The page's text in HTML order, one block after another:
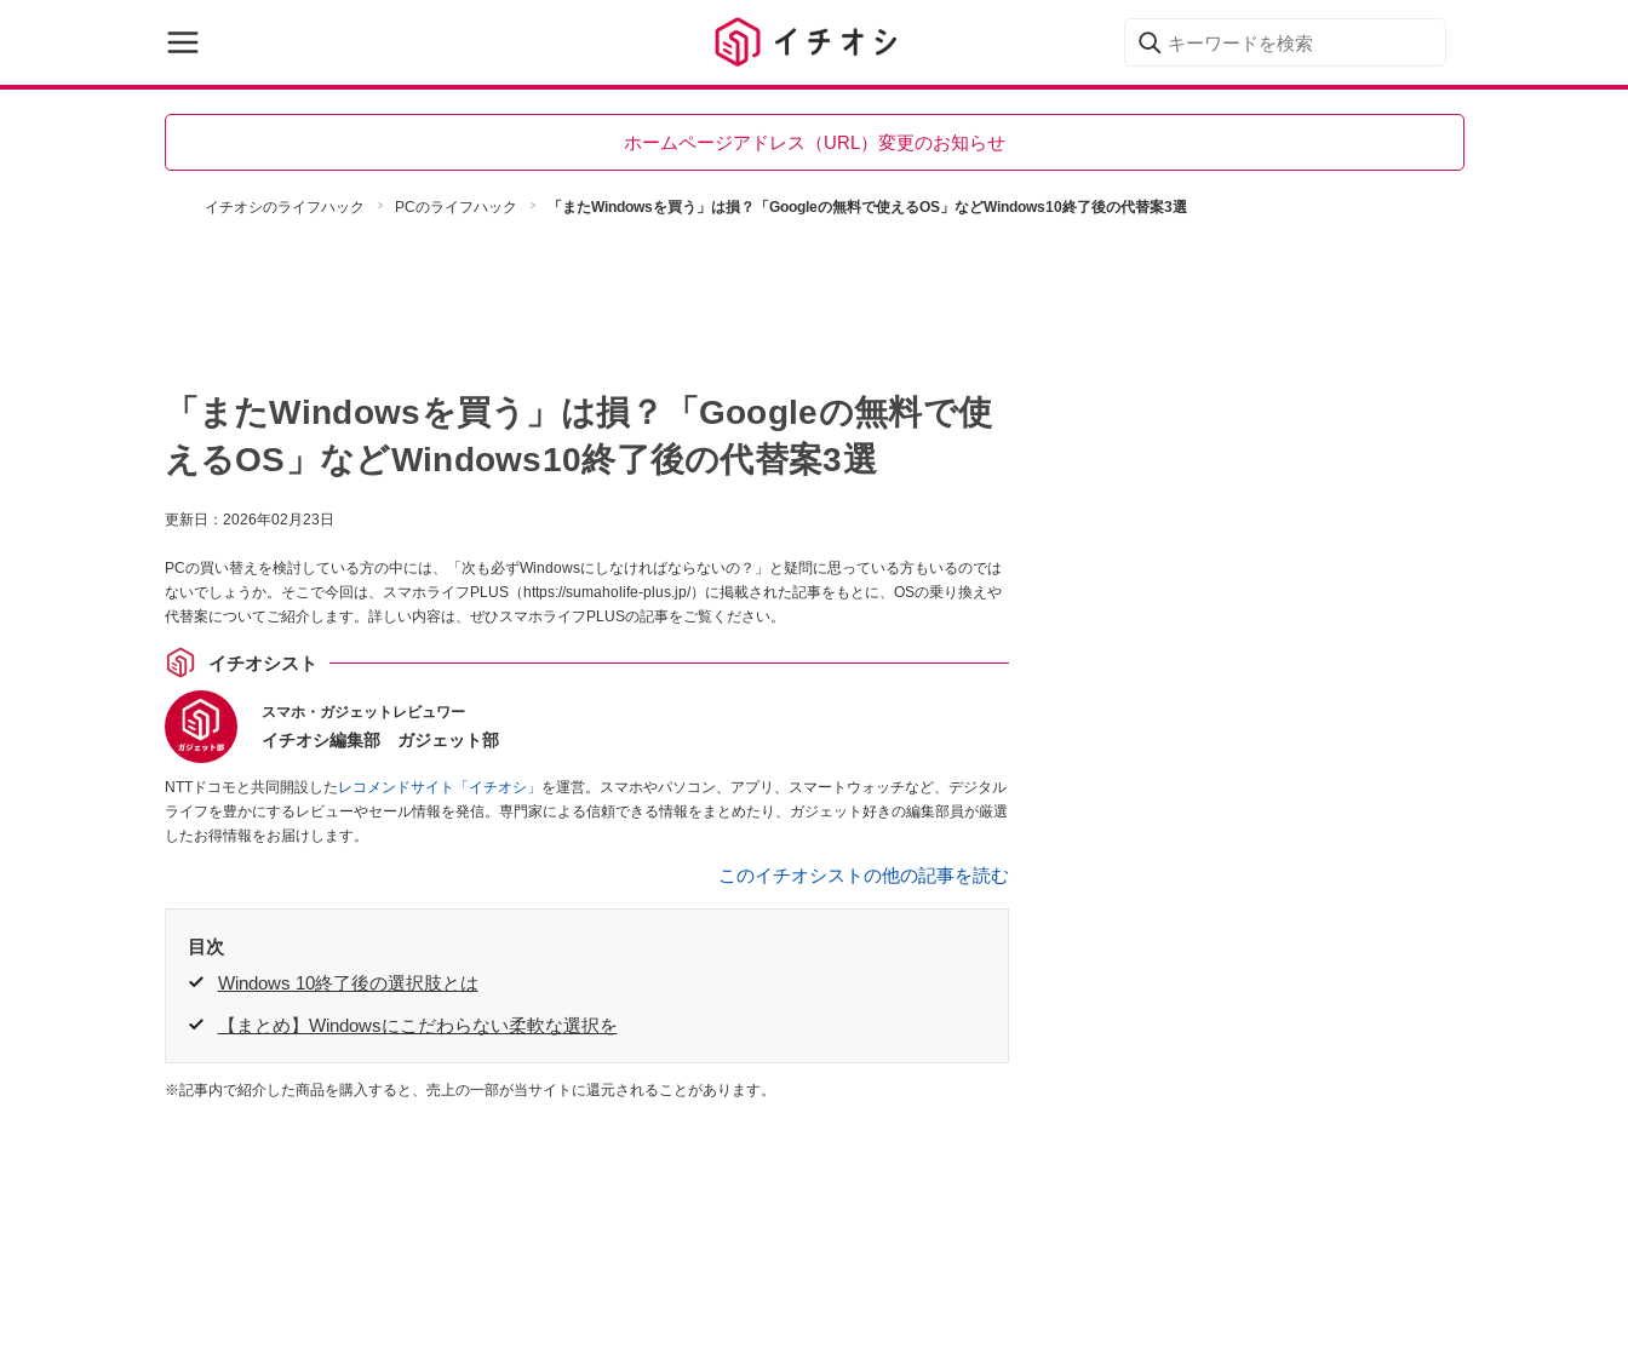
ホームページアドレス（URL）変更のお知らせ
イチオシのライフハック PCのライフハック 「またWindowsを買う」は損？「Googleの無料で使えるOS」などWindows10終了後の代替案3選
「またWindowsを買う」は損？「Googleの無料で使
えるOS」などWindows10終了後の代替案3選
更新日： 2026年02月23日
PCの買い替えを検討している方の中には、「次も必ずWindowsにしなければならないの？」と疑問に思っている方もいるのでは
ないでしょうか。そこで今回は、スマホライフPLUS（https://sumaholife-plus.jp/）に掲載された記事をもとに、OSの乗り換えや
代替案についてご紹介します。詳しい内容は、ぜひスマホライフPLUSの記事をご覧ください。
イチオシスト
スマホ・ガジェットレビュワー
イチオシ編集部 ガジェット部
NTTドコモと共同開設したレコメンドサイト「イチオシ」 を運営。スマホやパソコン、アプリ、スマートウォッチなど、デジタル
ライフを豊かにするレビューやセール情報を発信。専門家による信頼できる情報をまとめたり、ガジェット好きの編集部員が厳選
したお得情報をお届けします。
このイチオシストの他の記事を読む
目次
Windows 10終了後の選択肢とは
【まとめ】Windowsにこだわらない柔軟な選択を
※記事内で紹介した商品を購入すると、売上の一部が当サイトに還元されることがあります。